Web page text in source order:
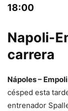
18:00
Napoli-
carrera
Nápoles –
césped esta
entrenador